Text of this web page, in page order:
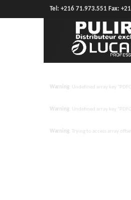
Tel: +216 71.973.551 Fax:
Warning : Undefined array key
Warning : Undefined array key
Warning : Trying to access array